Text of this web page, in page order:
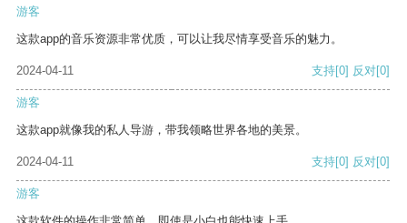
游客
这款app的音乐资源非常优质，可以让我尽情享受音乐的魅力。
2024-04-11 支持[0] 反对[0]
游客
这款app就像我的私人导游，带我领略世界各地的美景。
2024-04-11 支持[0] 反对[0]
游客